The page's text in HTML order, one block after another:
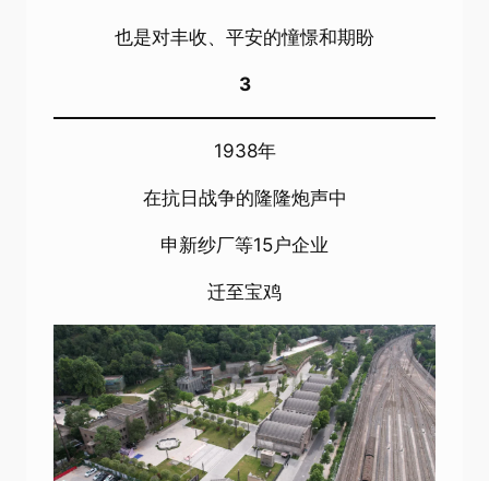
也是对丰收、平安的憧憬和期盼
3
1938年
在抗日战争的隆隆炮声中
申新纱厂等15户企业
迁至宝鸡